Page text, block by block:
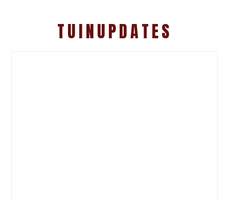
TUINUPDATES